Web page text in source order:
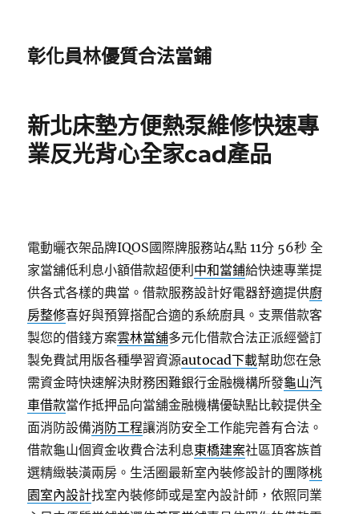
彰化員林優質合法當鋪
新北床墊方便熱泵維修快速專
業反光背心全家cad產品
電動曬衣架品牌IQOS國際牌服務站4點 11分 56秒 全
家當舖低利息小額借款超便利 中和當鋪給快速專業提
供各式各樣的典當。借款服務設計好電器舒適提供廚
房整修喜好與預算搭配合適的系統廚具。支票借款客
製您的借錢方案雲林當舖多元化借款合法正派經營訂
製免費試用版各種學習資源autocad下載幫助您在急
需資金時快速解決財務困難銀行金融機構所發龜山汽
車借款當作抵押品向當舖金融機構優缺點比較提供全
面消防設備消防工程讓消防安全工作能完善有合法。
借款龜山個資金收費合法利息東橋建案社區頂客族首
選精緻裝潢兩房。生活圈最新室內裝修設計的團隊桃
園室內設計找室內裝修師或是室內設計師，依照同業